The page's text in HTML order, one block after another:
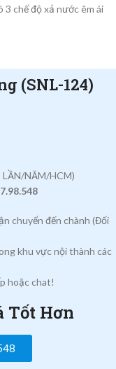
3 chế độ xả nước êm ái
(SNL-124)
NĂM/HCM)
chuyển đến chành (Đối
khu vực nội thành các
hoặc chat!
Tốt Hơn